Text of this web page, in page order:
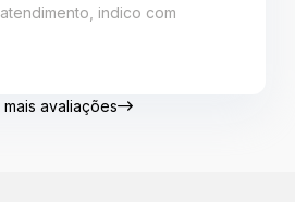
indico com
mais avaliações